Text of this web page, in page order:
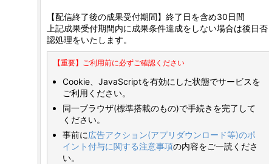
【配信終了後の成果受付期間】終了日を含め30日間
上記成果受付期間内に成果条件達成をしない場合は後日否
認処理をいたします。
【重要】ご利用前に必ずご確認ください
Cookie、JavaScriptを有効にした状態でサービスを
ご利用ください。
同一ブラウザ(標準搭載のもの)で手続きを完了して
ください。
事前に広告アクション(アプリダウンロード等)のポ
イント付与に関する注意事項の内容をご一読くださ
い。